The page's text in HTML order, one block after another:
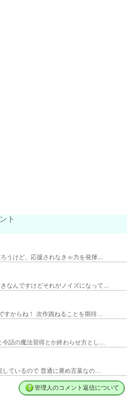
ト
うけど、応援されなきゃ力を発揮…
なんですけどそれがノイズになって…
すからね！ 次作跳ねることを期待…
話の魔法習得とか終わらせ方とし…
ているので 普通に褒め言葉なの…
管理人のコメント返信について